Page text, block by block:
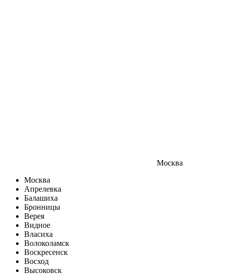
Москва
Москва
Апрелевка
Балашиха
Бронницы
Верея
Видное
Власиха
Волоколамск
Воскресенск
Восход
Высоковск